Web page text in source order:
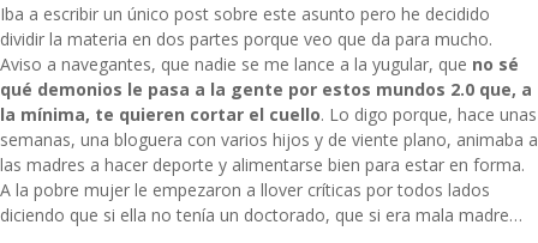
Iba a escribir un único post sobre este asunto pero he decidido
dividir la materia en dos partes porque veo que da para mucho.
Aviso a navegantes, que nadie se me lance a la yugular, que no sé
qué demonios le pasa a la gente por estos mundos 2.0 que, a
la mínima, te quieren cortar el cuello. Lo digo porque, hace unas
semanas, una bloguera con varios hijos y de viente plano, animaba a
las madres a hacer deporte y alimentarse bien para estar en forma.
A la pobre mujer le empezaron a llover críticas por todos lados
diciendo que si ella no tenía un doctorado, que si era mala madre…